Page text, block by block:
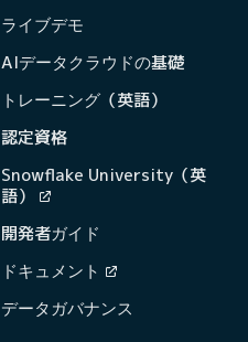
ライブデモ
AIデータクラウドの基礎
トレーニング（英語）
認定資格
Snowflake University（英
語）
開発者ガイド
ドキュメント
データガバナンス